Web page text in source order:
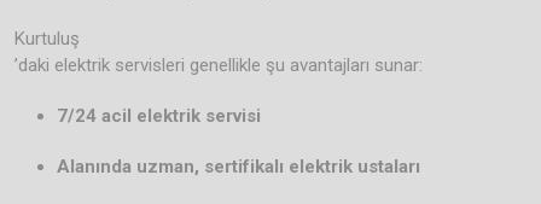
Kurtuluş
’daki elektrik servisleri genellikle şu avantajları sunar:
7/24 acil elektrik servisi
Alanında uzman, sertifikalı elektrik ustaları